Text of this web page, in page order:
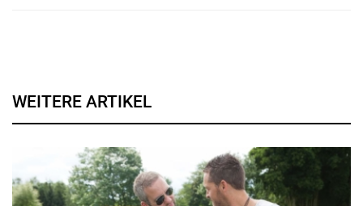
WEITERE ARTIKEL